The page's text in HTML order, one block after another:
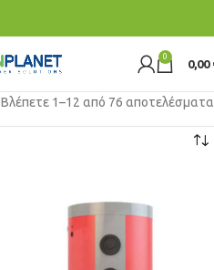
0
0,00
Βλέπετε 1–12 από 76 αποτελέσματα